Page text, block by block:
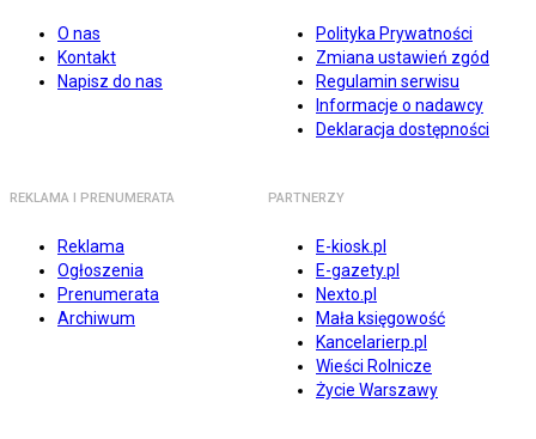
O nas
Kontakt
Napisz do nas
Polityka Prywatności
Zmiana ustawień zgód
Regulamin serwisu
Informacje o nadawcy
Deklaracja dostępności
REKLAMA I PRENUMERATA
Reklama
Ogłoszenia
Prenumerata
Archiwum
PARTNERZY
E-kiosk.pl
E-gazety.pl
Nexto.pl
Mała księgowość
Kancelarierp.pl
Wieści Rolnicze
Życie Warszawy